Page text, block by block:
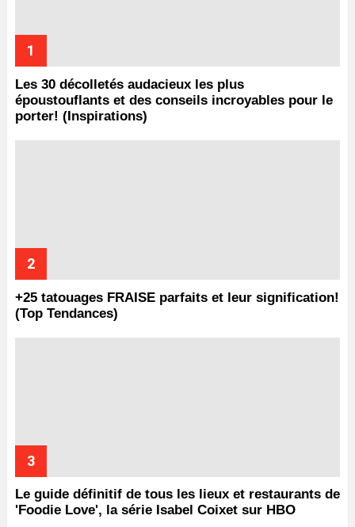
Les 30 décolletés audacieux les plus
époustouflants et des conseils incroyables pour le
porter! (Inspirations)
+25 tatouages ​​FRAISE parfaits et leur signification!
(Top Tendances)
Le guide définitif de tous les lieux et restaurants de
'Foodie Love', la série Isabel Coixet sur HBO